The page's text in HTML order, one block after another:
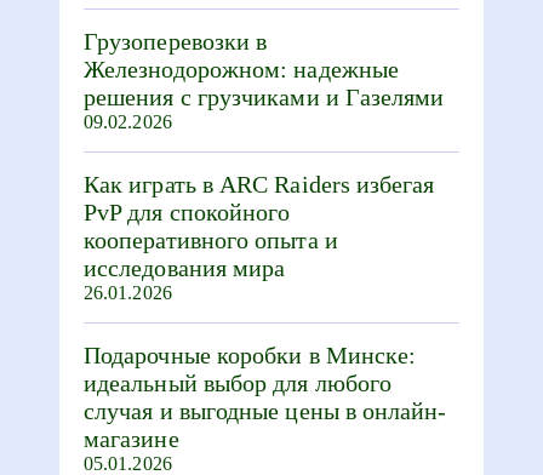
Грузоперевозки в
Железнодорожном: надежные
решения с грузчиками и Газелями
09.02.2026
Как играть в ARC Raiders избегая
PvP для спокойного
кооперативного опыта и
исследования мира
26.01.2026
Подарочные коробки в Минске:
идеальный выбор для любого
случая и выгодные цены в онлайн-
магазине
05.01.2026